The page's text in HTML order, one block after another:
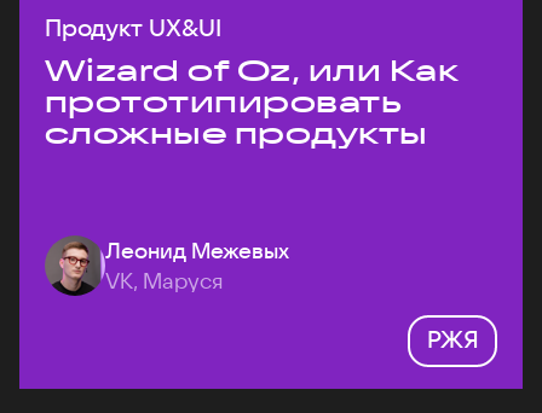
Продукт UX&UI
Wizard of Oz, или Как
прототипировать
сложные продукты
Леонид Межевых
VK, Маруся
РЖЯ